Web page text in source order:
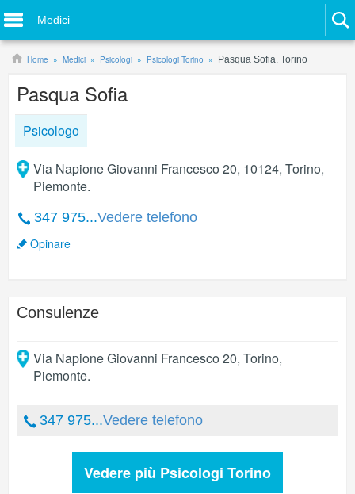
Medici
Home Medici Psicologi Psicologi Torino Pasqua Sofia. Torino
Pasqua Sofia
Psicologo
Via Napione Giovanni Francesco 20, 10124, Torino,
Piemonte.
347 975...Vedere telefono
Opinare
Consulenze
Via Napione Giovanni Francesco 20, Torino,
Piemonte.
347 975...Vedere telefono
Vedere più Psicologi Torino